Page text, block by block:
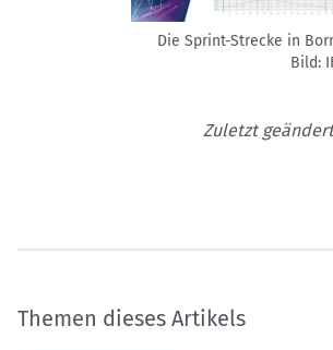
Die Sprint-Strecke in
Bild:
Zuletzt
Themen dieses Artikels